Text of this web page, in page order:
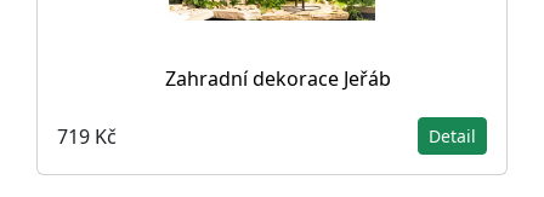
Zahradní dekorace Jeřáb
719 Kč Detail